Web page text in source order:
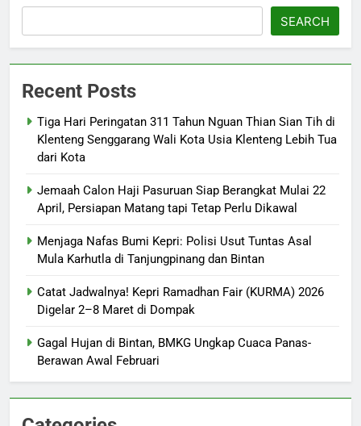
SEARCH
Recent Posts
Tiga Hari Peringatan 311 Tahun Nguan Thian Sian Tih di
Klenteng Senggarang Wali Kota Usia Klenteng Lebih Tua
dari Kota
Jemaah Calon Haji Pasuruan Siap Berangkat Mulai 22
April, Persiapan Matang tapi Tetap Perlu Dikawal
Menjaga Nafas Bumi Kepri: Polisi Usut Tuntas Asal
Mula Karhutla di Tanjungpinang dan Bintan
Catat Jadwalnya! Kepri Ramadhan Fair (KURMA) 2026
Digelar 2–8 Maret di Dompak
Gagal Hujan di Bintan, BMKG Ungkap Cuaca Panas-
Berawan Awal Februari